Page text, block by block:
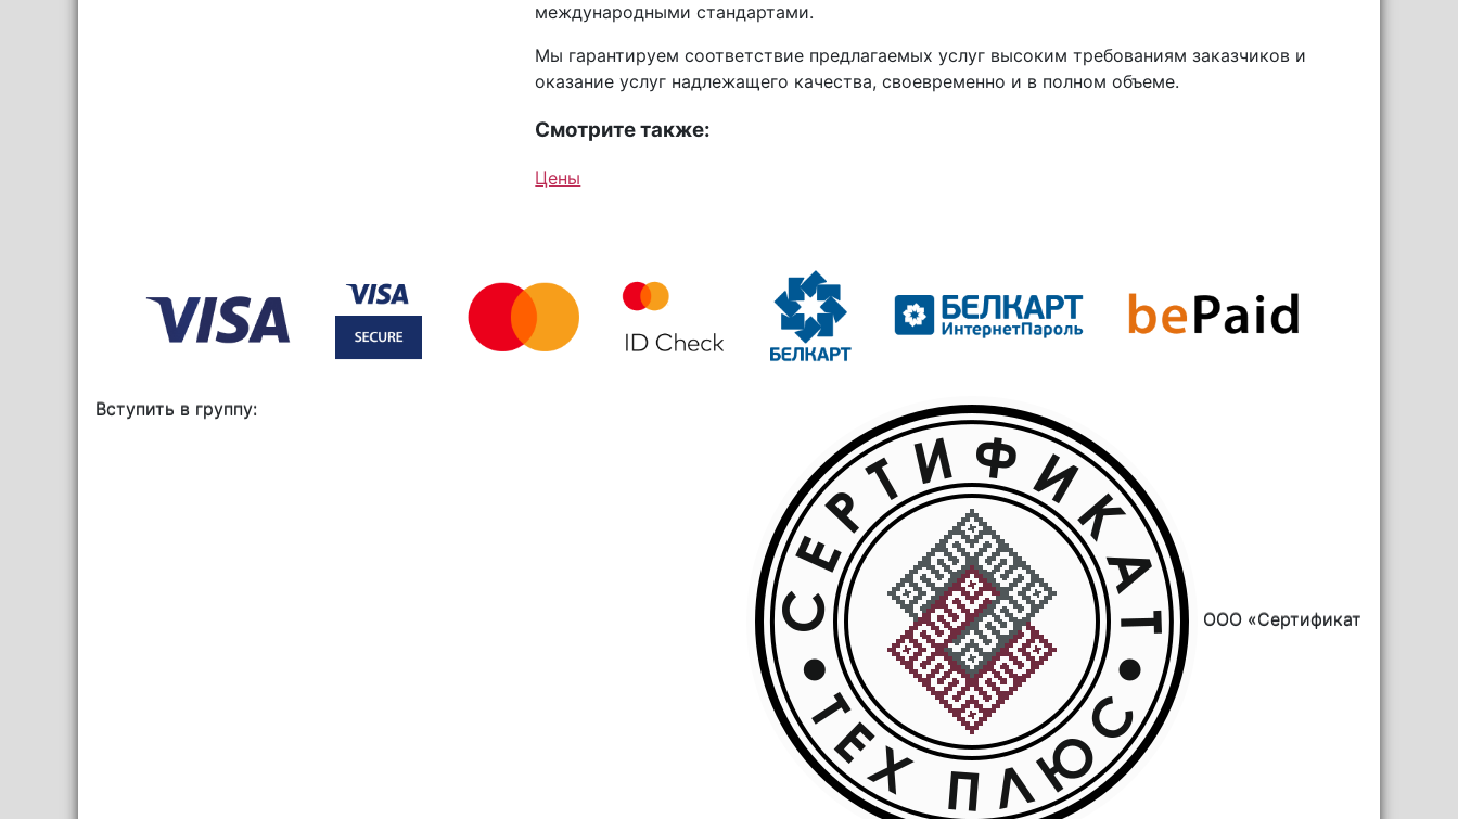
международными стандартами.
Мы гарантируем соответствие предлагаемых услуг высоким требованиям заказчиков и
оказание услуг надлежащего качества, своевременно и в полном объеме.
Смотрите также:
Цены
Вступить в группу:
ООО «Сертификат